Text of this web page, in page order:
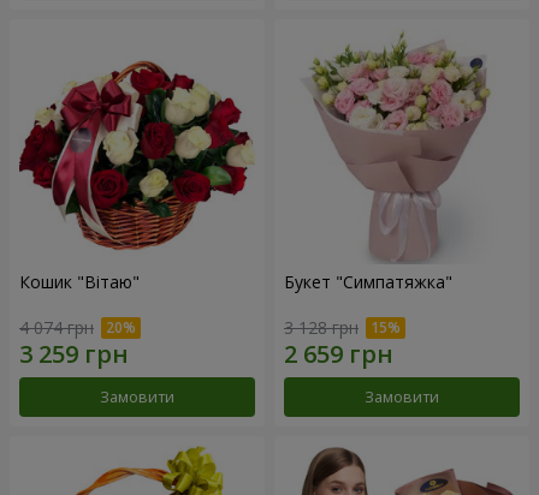
Кошик "Вітаю"
4 074 грн
Замовити
Букет "Симпатяжка"
3 128 грн
Замовити